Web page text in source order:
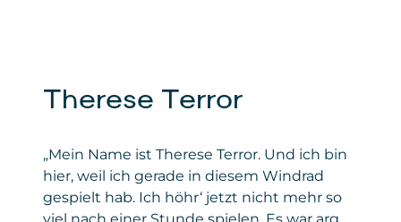
Therese Terror
„Mein Name ist Therese Terror. Und ich bin
hier, weil ich gerade in diesem Windrad
gespielt hab. Ich höhr‘ jetzt nicht mehr so